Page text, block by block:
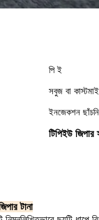
পি ই
সবুজ বা
ইনজেকশন
টিপিইউ জিপার
টানা